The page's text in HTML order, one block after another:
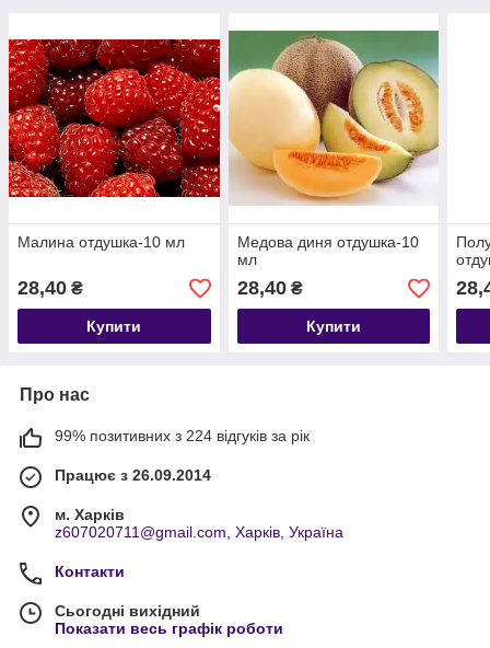
Малина отдушка-10 мл
28,40 ₴
Купити
Медова диня отдушка-10
мл
28,40₴
Купити
Про нас
99% позитивних з 224 відгуків за рік
Працює з 26.09.2014
м. Харків
z607020711@gmail.com, Харків, Україна
Контакти
Сьогодні вихідний
Показати весь графік роботи